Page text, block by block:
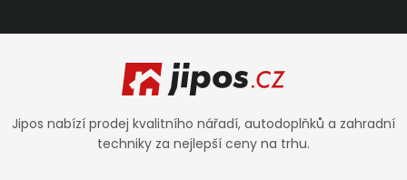
Jipos nabízí prodej kvalitního nářadí, autodoplňků a zahradní
techniky za nejlepší ceny na trhu.